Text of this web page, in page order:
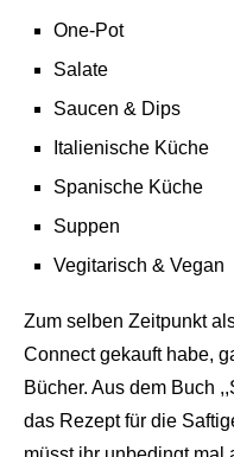
One-Pot
Salate
Saucen & Dips
Italienische Küche
Spanische Küche
Suppen
Vegitarisch & Vegan
Zum selben Zeitpunkt
Connect gekauft habe,
Bücher. Aus dem Buch
das Rezept für die